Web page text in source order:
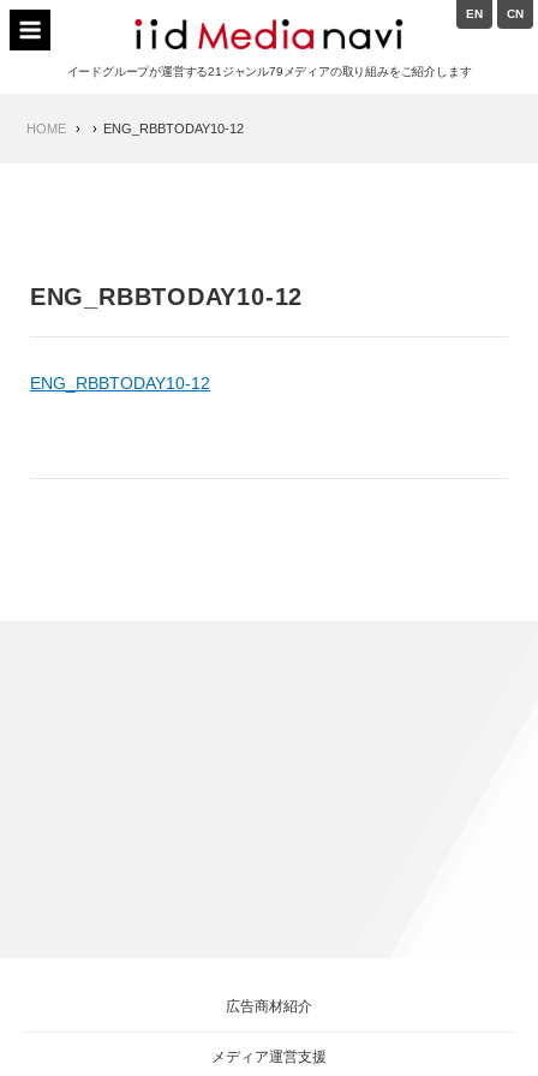
Skip
イードメディアナビ
イードグループが運営する21ジャンル79メディアの取り組みをご紹介します
EN CN
HOME ENG_RBBTODAY10-12
ENG_RBBTODAY10-12
ENG_RBBTODAY10-12
広告商材紹介
メディア運営支援